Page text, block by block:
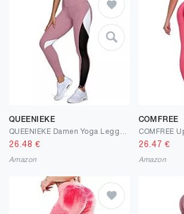
QUEENIEKE
26.48 €
Amazon
COMFREE
26.47 €
Amazon